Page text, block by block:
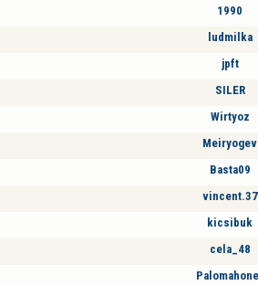
1990
ludmilka
jpft
SILER
Wirtyoz
Meiryogev
Basta09
vincent.37
kicsibuk
cela_48